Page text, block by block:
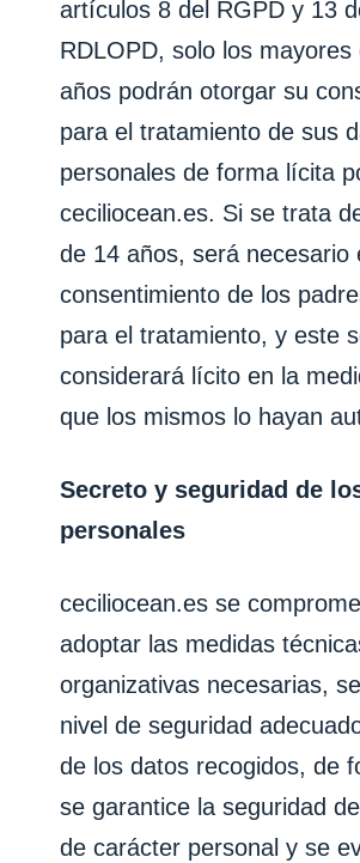
artículos 8 del RGPD y 13
RDLOPD, solo los mayores
años podrán otorgar su
para el tratamiento de sus
personales de forma lícita
ceciliocean.es. Si se trata
de 14 años, será necesario
consentimiento de los
para el tratamiento, y este
considerará lícito en la
que los mismos lo hayan
Secreto y seguridad de
personales
ceciliocean.es se
adoptar las medidas
organizativas necesarias,
nivel de seguridad
de los datos recogidos, de
se garantice la seguridad
de carácter personal y se